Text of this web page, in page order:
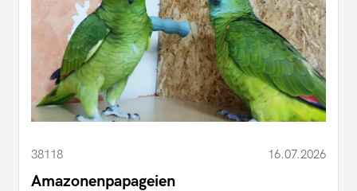
38118 16.07.2026
Amazonenpapageien